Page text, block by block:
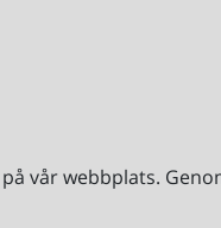
vår webbplats.